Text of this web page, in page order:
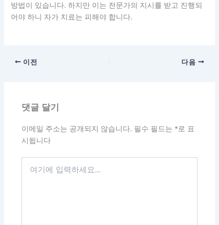
방법이 있습니다. 하지만 이는 전문가의 지시를 받고 진행되
어야 하니 자가 치료는 피해야 합니다.
이전 다음
댓글 달기
이메일 주소는 공개되지 않습니다. 필수 필드는 *로 표
시됩니다